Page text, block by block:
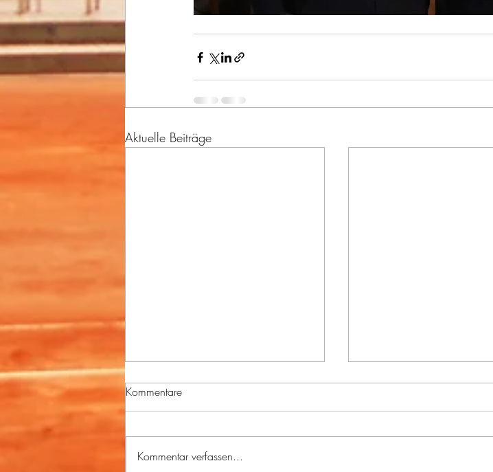
Aktuelle Beiträge
Kommentare
Kommentar verfassen...